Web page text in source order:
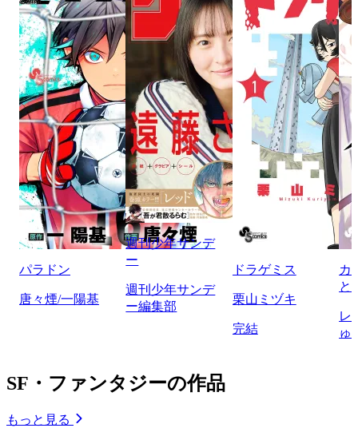
パラドン
唐々煙/一陽基
週刊少年サンデ
ー
週刊少年サンデ
ー編集部
ドラゲミス
栗山ミヅキ
完結
カ
と
レ
ゅ
SF・ファンタジーの作品
もっと見る